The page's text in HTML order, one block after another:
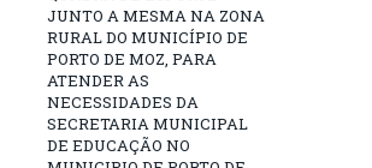
JUNTO A MESMA NA ZONA
RURAL DO MUNICÍPIO DE
PORTO DE MOZ, PARA
ATENDER AS
NECESSIDADES DA
SECRETARIA MUNICIPAL
DE EDUCAÇÃO NO